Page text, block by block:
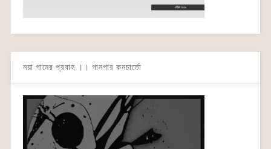
নয়া গানের প্রবাহ ।। গানপার কনচার্তো